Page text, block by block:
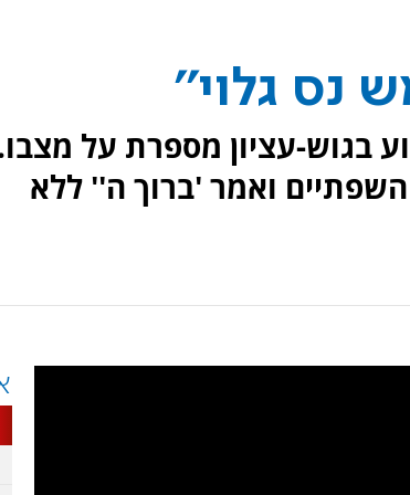
נס גלוי''
בגוש-עציון מספרת על
השפתיים ואמר 'ברוך ה'' ללא